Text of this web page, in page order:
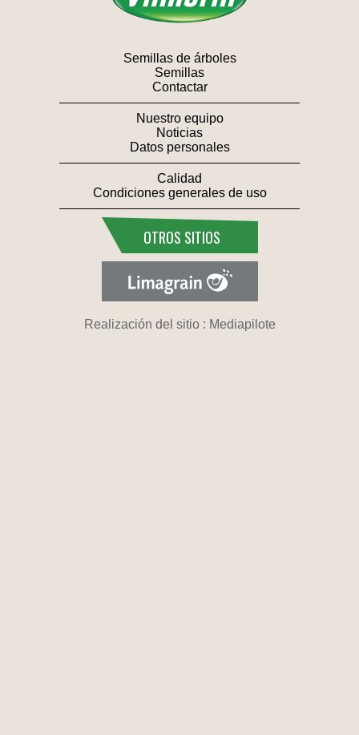
Semillas de árboles
Semillas
Contactar
Nuestro equipo
Noticias
Datos personales
Calidad
Condiciones generales de uso
OTROS SITIOS
Realización del sitio : Mediapilote